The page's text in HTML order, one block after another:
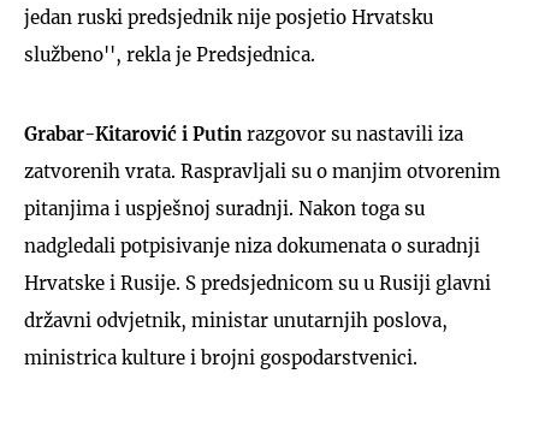
jedan ruski predsjednik nije posjetio Hrvatsku
službeno'', rekla je Predsjednica.
Grabar-Kitarović i Putin razgovor su nastavili iza
zatvorenih vrata. Raspravljali su o manjim otvorenim
pitanjima i uspješnoj suradnji. Nakon toga su
nadgledali potpisivanje niza dokumenata o suradnji
Hrvatske i Rusije. S predsjednicom su u Rusiji glavni
državni odvjetnik, ministar unutarnjih poslova,
ministrica kulture i brojni gospodarstvenici.